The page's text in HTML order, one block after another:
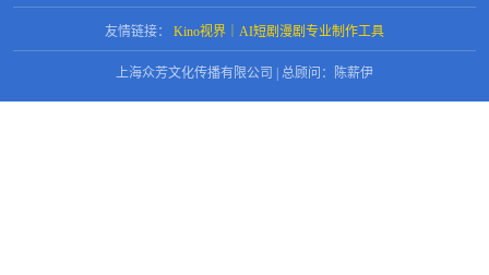
友情链接： Kino视界｜AI短剧漫剧专业制作工具
上海众芳文化传播有限公司 | 总顾问：陈薪伊